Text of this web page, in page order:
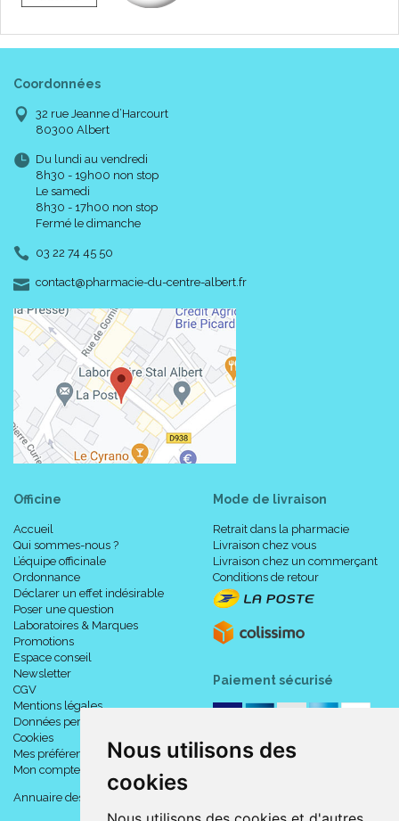
Nous utilisons des
cookies
Mise en place :
La première pose sera assurée par un professionnel de santé
afin de contrôler le bon positionnement du vêtement sans
risque pour le patient.
Prendre soin de toujours régler la contention abdominale
des ceintures au cours de leur utilisation, afin de les adapter à
la morphologie du patient.
Tissu : 77% polyamide, 23% élasthanne.
Prise de mesure :
Coordonnées
32 rue Jeanne d’Harcourt
80300 Albert
Du lundi au vendredi
8h30 - 19h00 non stop
Le samedi
8h30 - 17h00 non stop
Fermé le dimanche
03 22 74 45 50
contact-
@-
pharmacie-du-centre-albert.fr
Officine
Accueil
Qui sommes-nous ?
L’équipe officinale
Ordonnance
Déclarer un effet indésirable
Poser une question
Laboratoires & Marques
Promotions
Espace conseil
Newsletter
CGV
Mentions légales
Données personnelles
Cookies
Mes préférences Cookies
Mon compte
Annuaire des pharmacies
Mode de livraison
Retrait dans la pharmacie
Livraison chez vous
Livraison chez un commerçant
Conditions de retour
Paiement sécurisé